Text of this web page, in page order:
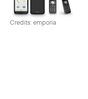
Credits: emporia